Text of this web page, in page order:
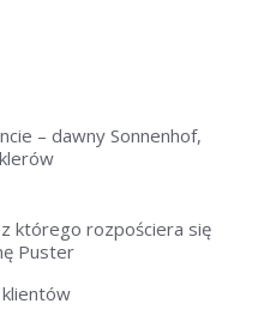
– dawny Sonnenhof,
którego rozpościera się
Puster